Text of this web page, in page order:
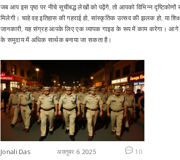
जब आप इस पृष्ठ पर नीचे सूचीबद्ध लेखों को पढ़ेंगे, तो आपको विभिन्न
मिलेगी। चाहे वह इतिहास की गहराई हो, सांस्कृतिक उत्सव की झलक हो, या
जानकारी, यह संग्रह आपके लिए एक व्यापक गाइड के रूप में काम
के समुदाय में अधिक सार्थक बनाया जा सकता है।
Jonali Das अक्तूबर 6 2025 10